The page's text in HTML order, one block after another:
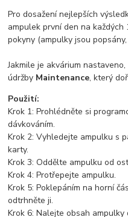
Pro dosažení nejlepších
ampulek první den na
pokyny (ampulky jsou
Jakmile je akvárium
údržby Maintenance, který
Použití:
Krok 1: Prohlédněte si
dávkováním.
Krok 2: Vyhledejte ampulku s
karty.
Krok 3: Oddělte ampulku od
Krok 4: Protřepejte ampulku.
Krok 5: Poklepáním na horní
odtrhněte ji.
Krok 6: Nalejte obsah ampulky